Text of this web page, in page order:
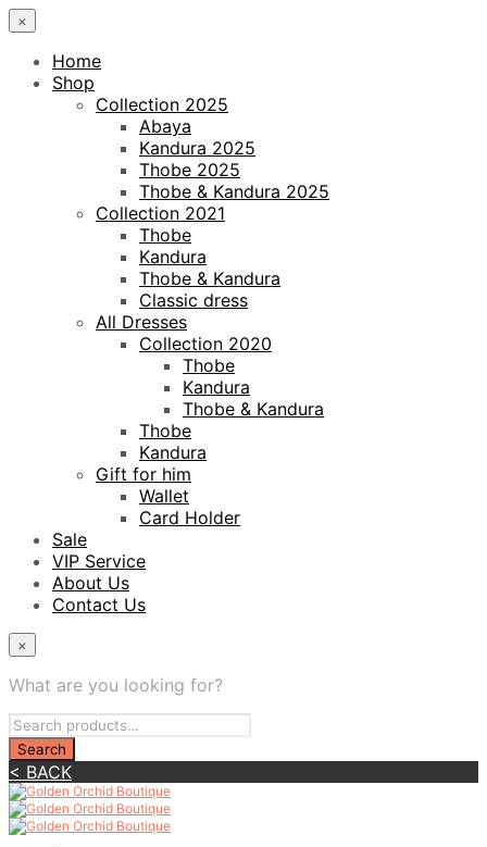
×
Home
Shop
Collection 2025
Abaya
Kandura 2025
Thobe 2025
Thobe & Kandura 2025
Collection 2021
Thobe
Kandura
Thobe & Kandura
Classic dress
All Dresses
Collection 2020
Thobe
Kandura
Thobe & Kandura
Thobe
Kandura
Gift for him
Wallet
Card Holder
Sale
VIP Service
About Us
Contact Us
×
What are you looking for?
< BACK